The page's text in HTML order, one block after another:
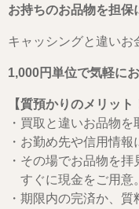
お持ちのお品物を担保
キャッシングと違いお
1,000円単位で気軽に
【質預かりのメリット
・買取と違いお品物を
・お勤め先や信用情報
・その場でお品物を拝
すぐに現金をご用意。
・期限内の完済か、